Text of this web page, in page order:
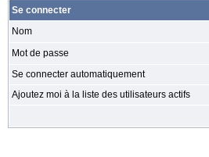
Se connecter
Nom
Mot de passe
Se connecter automatiquement
Ajoutez moi à la liste des utilisateurs actifs